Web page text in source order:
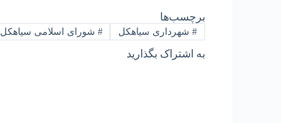
برچسب‌ها
#شهرداری سیاهکل # شورای اسلامی سیاهکل
به اشتراک بگذارید